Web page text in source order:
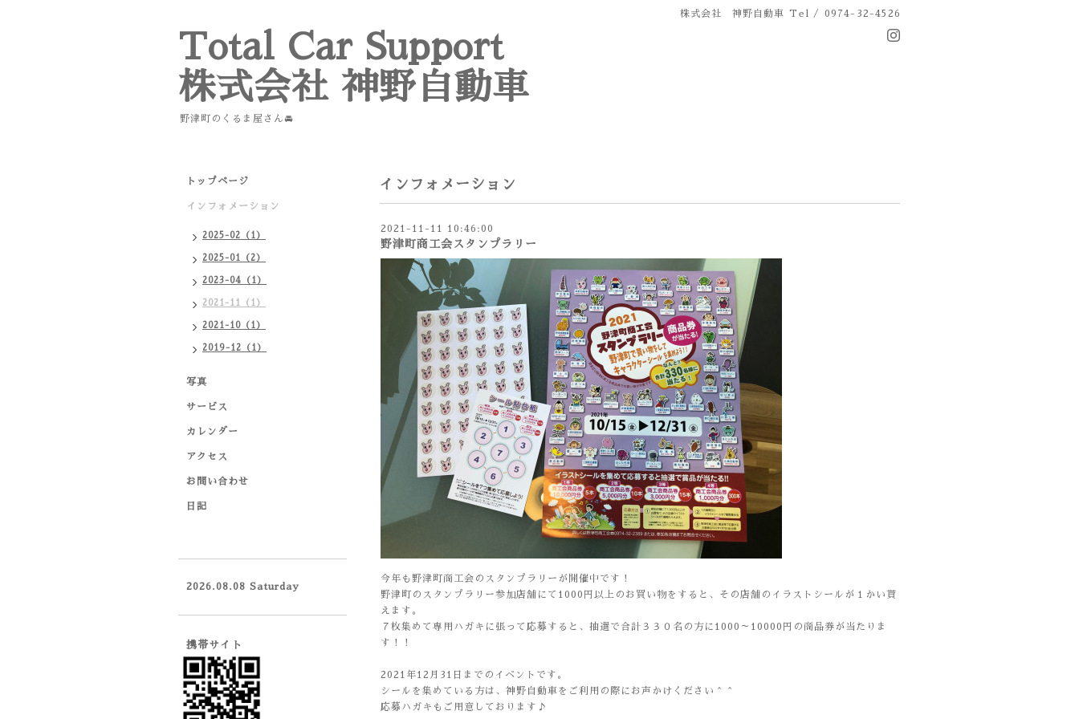
株式会社 神野自動車 Tel / 0974-32-4526
Total Car Support
株式会社 神野自動車
野津町のくるま屋さん🚘
インフォメーション
2021-11-11 10:46:00
野津町商工会スタンプラリー
今年も野津町商工会のスタンプラリーが開催中です！
野津町のスタンプラリー参加店舗にて1000円以上のお買い物をすると、その店舗のイラストシールが１かい貰
えます。
７枚集めて専用ハガキに張って応募すると、抽選で合計３３０名の方に1000～10000円の商品券が当たりま
す！！
2021年12月31日までのイベントです。
シールを集めている方は、神野自動車をご利用の際にお声かけください＾＾
応募ハガキもご用意しております♪
トップページ
インフォメーション
2025-02（1）
2025-01（2）
2023-04（1）
2021-11（1）
2021-10（1）
2019-12（1）
写真
サービス
カレンダー
アクセス
お問い合わせ
日記
2026.08.08 Saturday
携帯サイト